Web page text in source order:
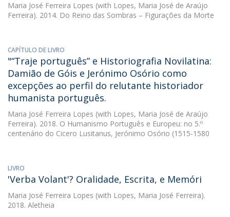
Maria José Ferreira Lopes (with Lopes, Maria José de Araújo
Ferreira). 2014. Do Reino das Sombras – Figurações da Morte
CAPÍTULO DE LIVRO
"“Traje português” e Historiografia Novilatina:
Damião de Góis e Jerónimo Osório como
excepções ao perfil do relutante historiador
humanista português.
Maria José Ferreira Lopes (with Lopes, Maria José de Araújo
Ferreira). 2018. O Humanismo Português e Europeu: no 5.º
centenário do Cicero Lusitanus, Jerónimo Osório (1515-1580
LIVRO
'Verba Volant'? Oralidade, Escrita, e Memóri
Maria José Ferreira Lopes (with Lopes, Maria José Ferreira).
2018. Aletheia